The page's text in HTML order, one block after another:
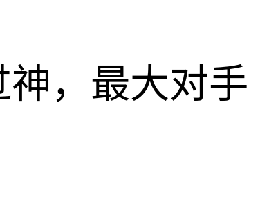
，最大对手